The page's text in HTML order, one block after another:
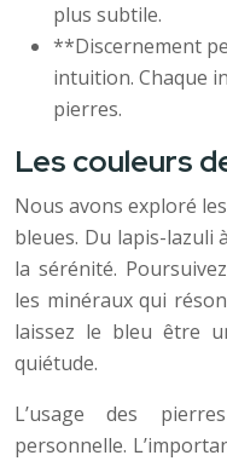
plus subtile.
**Discernement
intuition. Chaque
pierres.
Les couleurs
Nous avons exploré
bleues. Du lapis-lazuli
la sérénité.
les minéraux qui
laissez le bleu être
quiétude.
L’usage des
personnelle.